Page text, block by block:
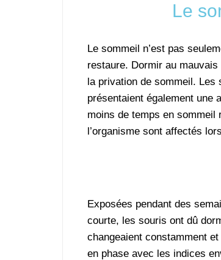
Le
Le sommeil n’est pas
restaure. Dormir au
la privation de sommeil. Les
présentaient également une
moins de temps en sommeil
l’organisme sont affectés
Exposées pendant des
courte, les souris ont dû
changeaient constamment
en phase avec les indices